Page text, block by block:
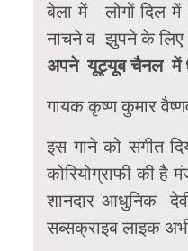
बेला में लोगों दिल में
नाचने व झुपने के लिए
अपने यूट्यूब चैनल में
गायक कृष्ण कुमार
इस गाने को संगीत
कोरियोग्राफी की है
शानदार आधुनिक
सब्सक्राइब लाइक